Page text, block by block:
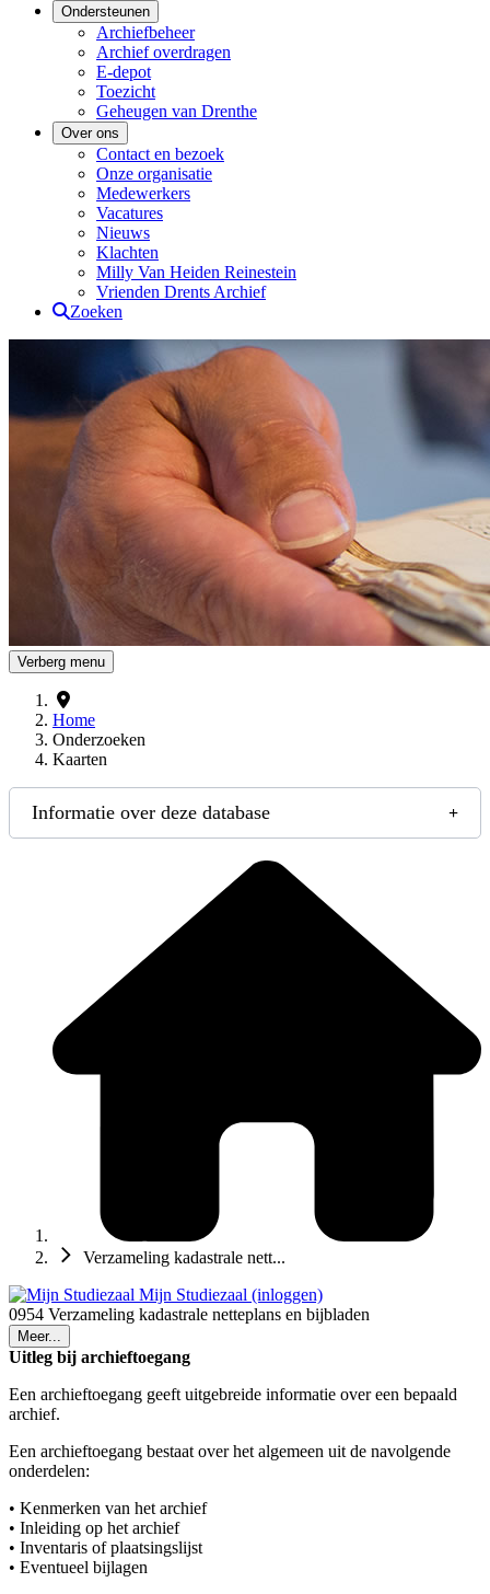
Ondersteunen
Archiefbeheer
Archief overdragen
E-depot
Toezicht
Geheugen van Drenthe
Over ons
Contact en bezoek
Onze organisatie
Medewerkers
Vacatures
Nieuws
Klachten
Milly Van Heiden Reinestein
Vrienden Drents Archief
Zoeken
Drents Archief
Verberg menu
Home
Onderzoeken
Kaarten
Informatie over deze database
Verzameling kadastrale nett...
Mijn Studiezaal (inloggen)
0954 Verzameling kadastrale netteplans en bijbladen
Meer...
Uitleg bij archieftoegang
Een archieftoegang geeft uitgebreide informatie over een bepaald
archief.
Een archieftoegang bestaat over het algemeen uit de navolgende
onderdelen:
• Kenmerken van het archief
• Inleiding op het archief
• Inventaris of plaatsingslijst
• Eventueel bijlagen